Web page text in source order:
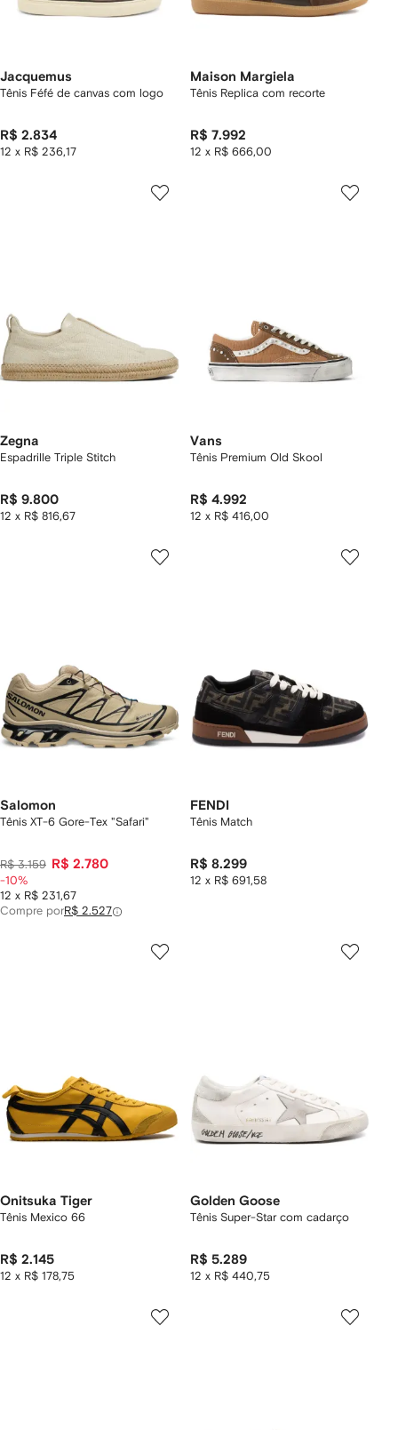
Jacquemus
Tênis Féfé de canvas com logo
R$ 2.834
12 x R$ 236,17
Maison Margiela
Tênis Replica com recorte
R$ 7.992
12 x R$ 666,00
Zegna
Espadrille Triple Stitch
R$ 9.800
12 x R$ 816,67
Vans
Tênis Premium Old Skool
R$ 4.992
12 x R$ 416,00
Salomon
Tênis XT-6 Gore-Tex "Safari"
R$ 3.159 R$ 2.780
12 x R$ 231,67
-10%
Compre porR$ 2.527
FENDI
Tênis Match
R$ 8.299
12 x R$ 691,58
Onitsuka Tiger
Tênis Mexico 66
R$ 2.145
12 x R$ 178,75
Golden Goose
Tênis Super-Star com cadarço
R$ 5.289
12 x R$ 440,75